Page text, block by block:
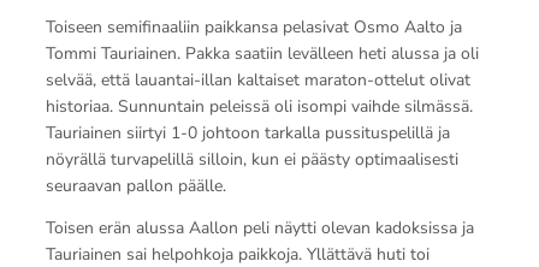
Toiseen semifinaaliin paikkansa pelasivat Osmo Aalto ja
Tommi Tauriainen. Pakka saatiin levälleen heti alussa ja oli
selvää, että lauantai-illan kaltaiset maraton-ottelut olivat
historiaa. Sunnuntain peleissä oli isompi vaihde silmässä.
Tauriainen siirtyi 1-0 johtoon tarkalla pussituspelillä ja
nöyrällä turvapelillä silloin, kun ei päästy optimaalisesti
seuraavan pallon päälle.
Toisen erän alussa Aallon peli näytti olevan kadoksissa ja
Tauriainen sai helpohkoja paikkoja. Yllättävä huti toi